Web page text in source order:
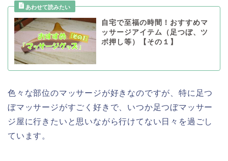
自宅で至福の時間！おすすめマ
ッサージアイテム（足つぼ、ツ
ボ押し等）【その１】
色々な部位のマッサージが好きなのですが、特に足つ
ぼマッサージがすごく好きで、いつか足つぼマッサー
ジ屋に行きたいと思いながら行けてない日々を過ごし
ています。